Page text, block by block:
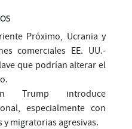
Próximo, Ucrania y
comerciales EE. UU.-
que podrían alterar el
Trump introduce
especialmente con
migratorias agresivas.